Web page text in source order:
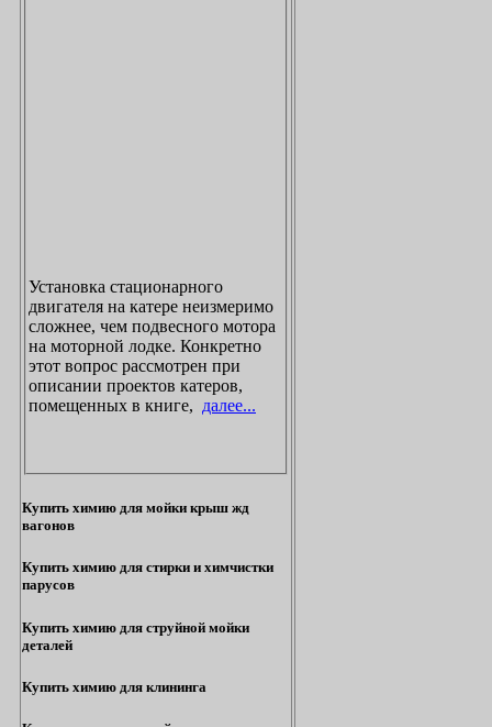
Установка стационарного
двигателя на катере неизмеримо
сложнее, чем подвесного мотора
на моторной лодке. Конкретно
этот вопрос рассмотрен при
описании проектов катеров,
помещенных в книге, далее...
Купить химию для мойки крыш жд
вагонов
Купить химию для стирки и химчистки
парусов
Купить химию для струйной мойки
деталей
Купить химию для клининга